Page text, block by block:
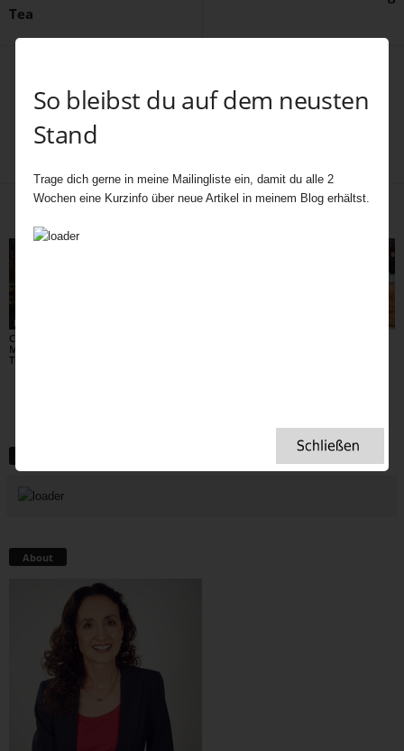
Tea
Lifestyle
Canary Wharf –
Manhattan an der
Themse
About
So bleibst du auf dem neusten
Stand
Trage dich gerne in meine Mailingliste ein, damit du alle 2
Wochen eine Kurzinfo über neue Artikel in meinem Blog erhältst.